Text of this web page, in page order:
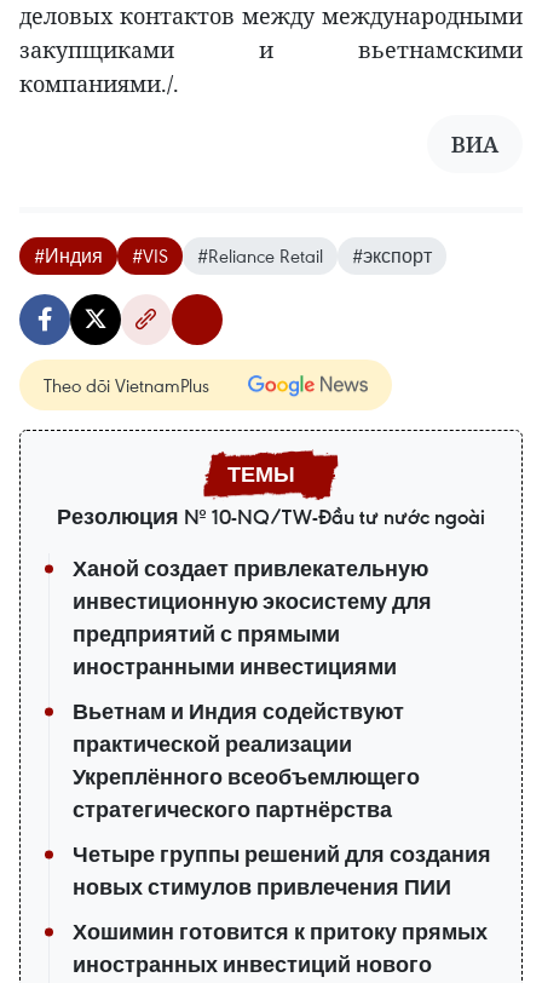
деловых контактов между международными
закупщиками и вьетнамскими
компаниями./.
ВИА
#Индия #VIS #Reliance Retail #экспорт
Theo dõi VietnamPlus
Резолюция № 10-NQ/TW-Đầu tư nước ngoài
Ханой создает привлекательную
инвестиционную экосистему для
предприятий с прямыми
иностранными инвестициями
Вьетнам и Индия содействуют
практической реализации
Укреплённого всеобъемлющего
стратегического партнёрства
Четыре группы решений для создания
новых стимулов привлечения ПИИ
Хошимин готовится к притоку прямых
иностранных инвестиций нового